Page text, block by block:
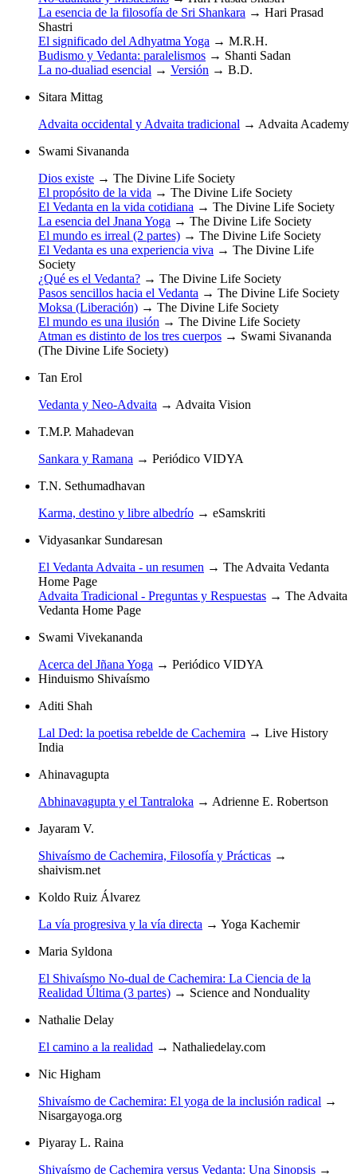
La esencia de la filosofía de Sri Shankara → Hari Prasad
Shastri
El significado del Adhyatma Yoga → M.R.H.
Budismo y Vedanta: paralelismos → Shanti Sadan
La no-dualiad esencial → Versión → B.D.
Sitara Mittag
Advaita occidental y Advaita tradicional → Advaita Academy
Swami Sivananda
Dios existe → The Divine Life Society
El propósito de la vida → The Divine Life Society
El Vedanta en la vida cotidiana → The Divine Life Society
La esencia del Jnana Yoga → The Divine Life Society
El mundo es irreal (2 partes) → The Divine Life Society
El Vedanta es una experiencia viva → The Divine Life
Society
¿Qué es el Vedanta? → The Divine Life Society
Pasos sencillos hacia el Vedanta → The Divine Life Society
Moksa (Liberación) → The Divine Life Society
El mundo es una ilusión → The Divine Life Society
Atman es distinto de los tres cuerpos → Swami Sivananda
(The Divine Life Society)
Tan Erol
Vedanta y Neo-Advaita → Advaita Vision
T.M.P. Mahadevan
Sankara y Ramana → Periódico VIDYA
T.N. Sethumadhavan
Karma, destino y libre albedrío → eSamskriti
Vidyasankar Sundaresan
El Vedanta Advaita - un resumen → The Advaita Vedanta
Home Page
Advaita Tradicional - Preguntas y Respuestas → The Advaita
Vedanta Home Page
Swami Vivekananda
Acerca del Jñana Yoga → Periódico VIDYA
Hinduismo Shivaísmo
Aditi Shah
Lal Ded: la poetisa rebelde de Cachemira → Live History
India
Ahinavagupta
Abhinavagupta y el Tantraloka → Adrienne E. Robertson
Jayaram V.
Shivaísmo de Cachemira, Filosofía y Prácticas →
shaivism.net
Koldo Ruiz Álvarez
La vía progresiva y la vía directa → Yoga Kachemir
Maria Syldona
El Shivaísmo No-dual de Cachemira: La Ciencia de la
Realidad Última (3 partes) → Science and Nonduality
Nathalie Delay
El camino a la realidad → Nathaliedelay.com
Nic Higham
Shivaísmo de Cachemira: El yoga de la inclusión radical →
Nisargayoga.org
Piyaray L. Raina
Shivaísmo de Cachemira versus Vedanta: Una Sinopsis →